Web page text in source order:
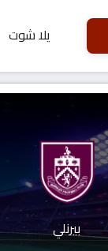
يلا شوت
بيرنلي